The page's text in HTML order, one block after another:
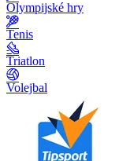
Olympijské hry
Tenis
Triatlon
Volejbal